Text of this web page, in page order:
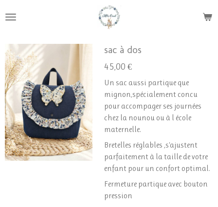
au
principal
sac à dos
45,00 €
Un sac aussi partique que
mignon,spécialement concu
pour accompager ses journées
chez la nounou ou à l école
maternelle.
Bretelles réglables ,s'ajustent
parfaitement à la taille de votre
enfant pour un confort optimal.
Fermeture partique avec bouton
pression